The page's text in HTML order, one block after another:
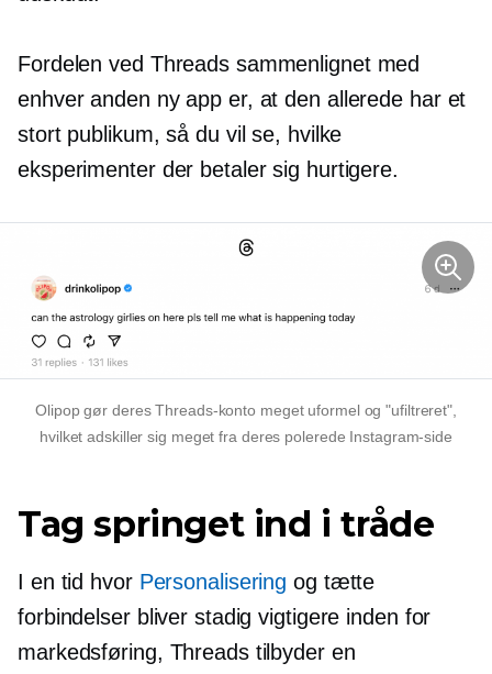
Fordelen ved Threads sammenlignet med
enhver anden ny app er, at den allerede har et
stort publikum, så du vil se, hvilke
eksperimenter der betaler sig hurtigere.
Olipop gør deres Threads-konto meget uformel og "ufiltreret",
hvilket adskiller sig meget fra deres polerede Instagram-side
Tag springet ind i tråde
I en tid hvor Personalisering og tætte
forbindelser bliver stadig vigtigere inden for
markedsføring, Threads tilbyder en